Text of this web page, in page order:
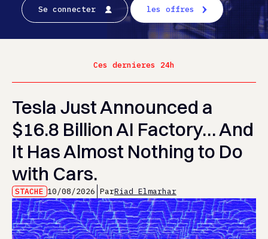
Se connecter les offres
Ces dernieres 24h
Tesla Just Announced a
$16.8 Billion AI Factory… And
It Has Almost Nothing to Do
with Cars.
STACHE 10/08/2026 ParRiad Elmarhar